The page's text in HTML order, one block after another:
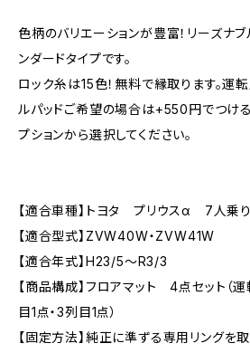
色柄のバリエーションが豊富！リーズナ
ンダードタイプです。
ロック糸は15色！無料で縁取ります。運
ルパッドご希望の場合は+550円でつけ
プションから選択してください。
【適合車種】トヨタ プリウスα 7人乗り
【適合型式】ZVW40W・ZVW41W
【適合年式】H23/5〜R3/3
【商品構成】フロアマット 4点セット（運
目1点・3列目1点）
【固定方法】純正に準ずる専用リングを